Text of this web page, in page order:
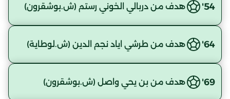
54' هدف من دربالي الخوني رستم (ش.بوشقرون)
64' هدف من طرشي اياد نجم الدين (ش.لوطاية)
69' هدف من بن يحي واصل (ش.بوشقرون)